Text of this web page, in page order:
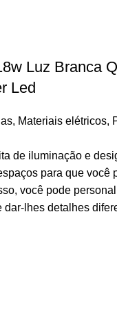
Luz Branca
Led
, Materiais elétricos,
de iluminação e
para que você
você pode
dar-lhes detalhes